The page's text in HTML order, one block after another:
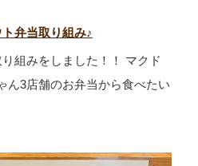
弁当取り組み♪
組みをしました！！ マクド
ん3店舗のお弁当から食べたい